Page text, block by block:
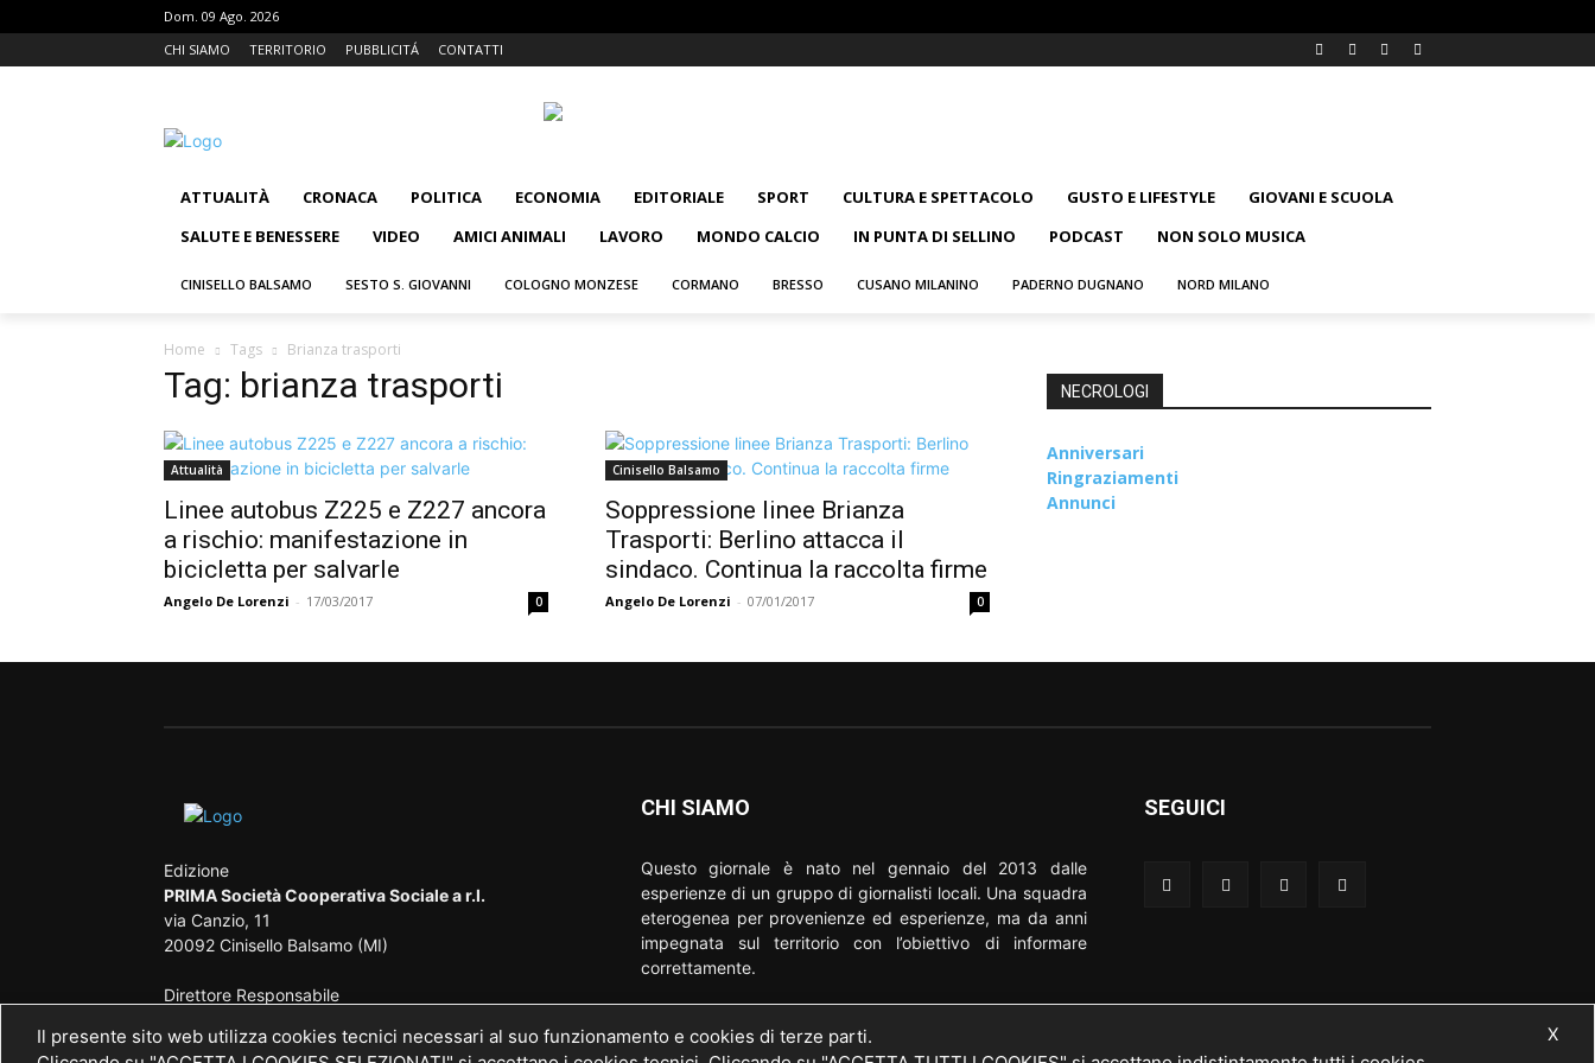
Dom. 09 Ago. 2026
CHI SIAMO
TERRITORIO PUBBLICITÁ CONTATTI
ATTUALITÀ CRONACA POLITICA ECONOMIA EDITORIALE SPORT CULTURA E SPETTACOLO GUSTO E LIFESTYLE
GIOVANI E SCUOLA
SALUTE E BENESSERE
VIDEO AMICI ANIMALI LAVORO MONDO CALCIO IN PUNTA DI SELLINO PODCAST NON SOLO MUSICA
CINISELLO BALSAMO SESTO S. GIOVANNI COLOGNO MONZESE CORMANO BRESSO CUSANO MILANINO PADERNO DUGNANO NORD MILANO
Home Tags Brianza trasporti
Tag: brianza trasporti
Attualità
Linee autobus Z225 e Z227 ancora
a rischio: manifestazione in
bicicletta per salvarle
Angelo De Lorenzi - 17/03/2017 0
Cinisello Balsamo
Soppressione linee Brianza
Trasporti: Berlino attacca il
sindaco. Continua la raccolta firme
Angelo De Lorenzi - 07/01/2017 0
NECROLOGI
Anniversari
Ringraziamenti
Annunci
Edizione
PRIMA Società Cooperativa Sociale a r.l.
via Canzio, 11
20092 Cinisello Balsamo (MI)
Direttore Responsabile
Stampa presso il Tribunale di Monza al n. 20 del
CHI SIAMO
Questo giornale è nato nel gennaio del 2013 dalle
esperienze di un gruppo di giornalisti locali. Una squadra
eterogenea per provenienze ed esperienze, ma da anni
impegnata sul territorio con l’obiettivo di informare
correttamente.
SEGUICI
X
Il presente sito web utilizza cookies tecnici necessari al suo funzionamento e cookies di terze parti.